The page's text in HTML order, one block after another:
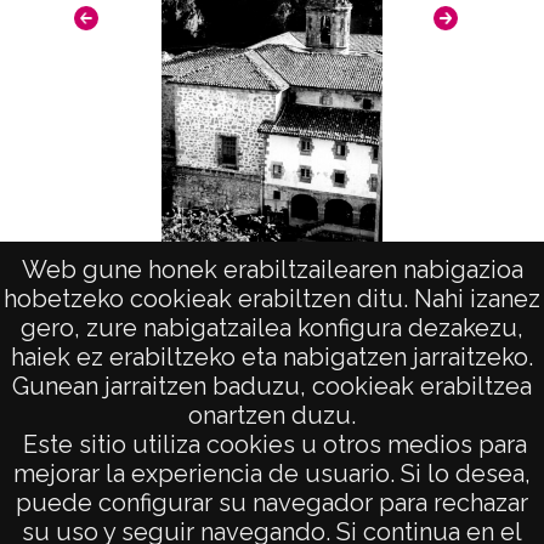
Web gune honek erabiltzailearen nabigazioa
hobetzeko cookieak erabiltzen ditu. Nahi izanez
gero, zure nabigatzailea konfigura dezakezu,
haiek ez erabiltzeko eta nabigatzen jarraitzeko.
Gunean jarraitzen baduzu, cookieak erabiltzea
onartzen duzu.
Este sitio utiliza cookies u otros medios para
mejorar la experiencia de usuario. Si lo desea,
puede configurar su navegador para rechazar
su uso y seguir navegando. Si continua en el
Licencia de las imágenes
CC BY-NC-SA 4.0
Santuario de Nuestra Señora de Aranzazu
(OÑATI)
AVISO LEGAL
POLÍTICA DE PRIVACIDAD
ACCESIBILIDAD